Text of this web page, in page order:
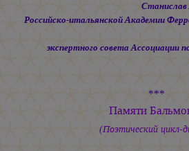
Российско-итальянской Академии
экспертного совета Ассоциации
***
Памяти
(Поэтический цикл-